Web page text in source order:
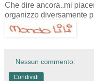
Che dire ancora..mi
organizzo diversamente
Nessun commento:
Condividi